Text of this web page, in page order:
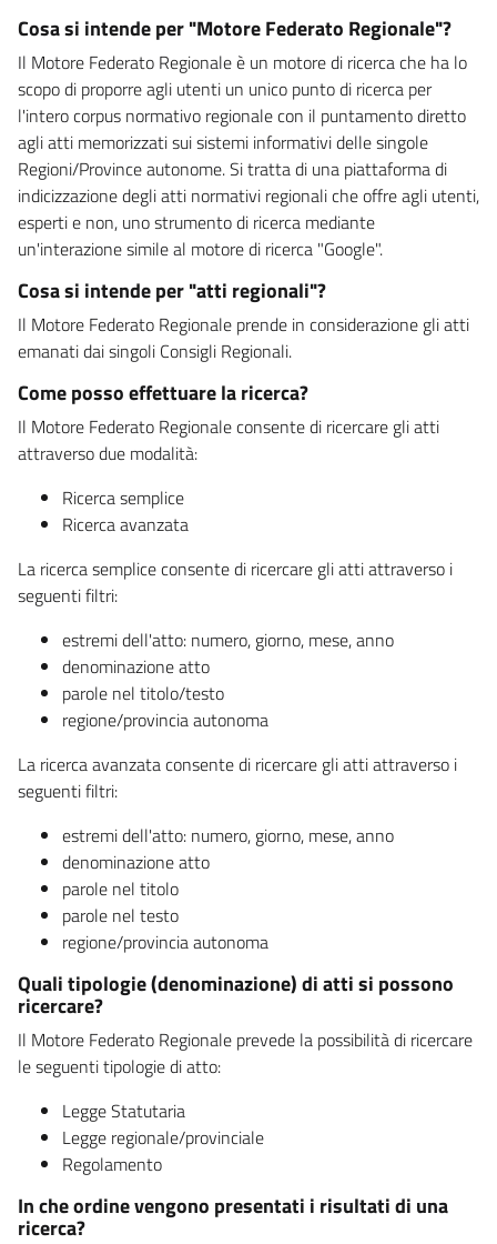
Cosa si intende per "Motore Federato Regionale"?
Il Motore Federato Regionale è un motore di ricerca che ha lo
scopo di proporre agli utenti un unico punto di ricerca per
l'intero corpus normativo regionale con il puntamento diretto
agli atti memorizzati sui sistemi informativi delle singole
Regioni/Province autonome. Si tratta di una piattaforma di
indicizzazione degli atti normativi regionali che offre agli utenti,
esperti e non, uno strumento di ricerca mediante
un'interazione simile al motore di ricerca "Google".
Cosa si intende per "atti regionali"?
Il Motore Federato Regionale prende in considerazione gli atti
emanati dai singoli Consigli Regionali.
Come posso effettuare la ricerca?
Il Motore Federato Regionale consente di ricercare gli atti
attraverso due modalità:
Ricerca semplice
Ricerca avanzata
La ricerca semplice consente di ricercare gli atti attraverso i
seguenti filtri:
estremi dell'atto: numero, giorno, mese, anno
denominazione atto
parole nel titolo/testo
regione/provincia autonoma
La ricerca avanzata consente di ricercare gli atti attraverso i
seguenti filtri:
estremi dell'atto: numero, giorno, mese, anno
denominazione atto
parole nel titolo
parole nel testo
regione/provincia autonoma
Quali tipologie (denominazione) di atti si possono
ricercare?
Il Motore Federato Regionale prevede la possibilità di ricercare
le seguenti tipologie di atto:
Legge Statutaria
Legge regionale/provinciale
Regolamento
In che ordine vengono presentati i risultati di una
ricerca?